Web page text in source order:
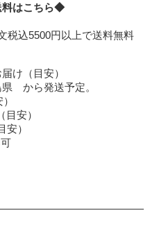
はこちら◆
税込5500円以上で送料無料
け（目安）
から発送予定。
安）
）